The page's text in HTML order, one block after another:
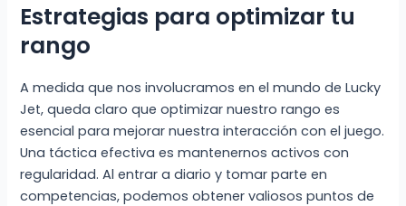
Estrategias para optimizar tu
rango
A medida que nos involucramos en el mundo de Lucky
Jet, queda claro que optimizar nuestro rango es
esencial para mejorar nuestra interacción con el juego.
Una táctica efectiva es mantenernos activos con
regularidad. Al entrar a diario y tomar parte en
competencias, podemos obtener valiosos puntos de